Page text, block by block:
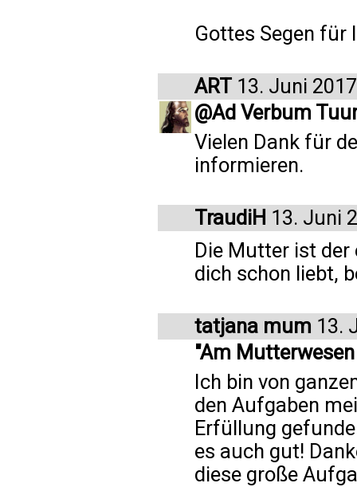
Gottes Segen für
ART 13. Juni 2017
@Ad Verbum
Vielen Dank für
informieren.
TraudiH 13. Juni
Die Mutter ist der
dich schon liebt,
tatjana mum 13.
"Am
Ich bin von
den Aufgaben
Erfüllung
es auch gut!
diese große